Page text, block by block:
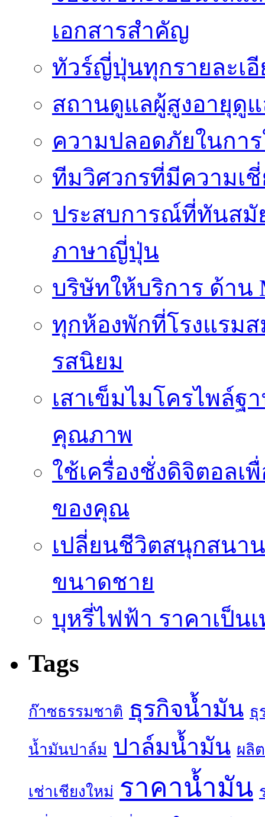
เอกสารสำคัญ
ทัวร์ญี่ปุ่นทุกรายละเ
สถานดูแลผู้สูงอายุดู
ความปลอดภัยในกา
ทีมวิศวกรที่มีความเ
ประสบการณ์ที่ทันสมั
ภาษาญี่ปุ่น
บริษัทให้บริการ ด้าน
ทุกห้องพักที่โรงแรม
รสนิยม
เสาเข็มไมโครไพล์ฐ
คุณภาพ
ใช้เครื่องชั่งดิจิตอล
ของคุณ
เปลี่ยนชีวิตสนุกสนา
ขนาดชาย
บุหรี่ไฟฟ้า ราคาเป็น
Tags
ก๊าซธรรมชาติ ธุรกิจน้ำมัน ธุ
น้ำมันปาล์ม ปาล์มน้ำมัน ผลิ
เช่าเชียงใหม่ ราคาน้ำมัน